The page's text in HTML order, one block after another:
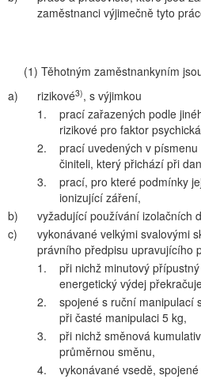
zaměstnanci výjimečně tyto
(1) Těhotným zaměstnankyním
a)
rizikové3), s výjimkou
1.
prací zařazených podle
rizikové pro faktor
2.
prací uvedených v
činiteli, který přichází při
3.
prací, pro které podmínky
ionizující záření,
b)
vyžadující používání izolačních
c)
vykonávané velkými svalovými
právního předpisu upravujícího
1.
při nichž minutový
energetický výdej
2.
spojené s ruční manipulací
při časté manipulaci 5 kg,
3.
při nichž směnová
průměrnou směnu,
4.
vykonávané vsedě,